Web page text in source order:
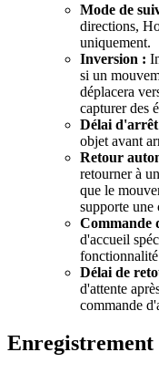
Mode de
directions,
uniquement.
Inversion :
si un
déplacera
capturer des
Délai
objet avant
Retour
retourner à
que le
supporte une
Commande
d'accueil
Délai de
d'attente
commande
Enregistrement